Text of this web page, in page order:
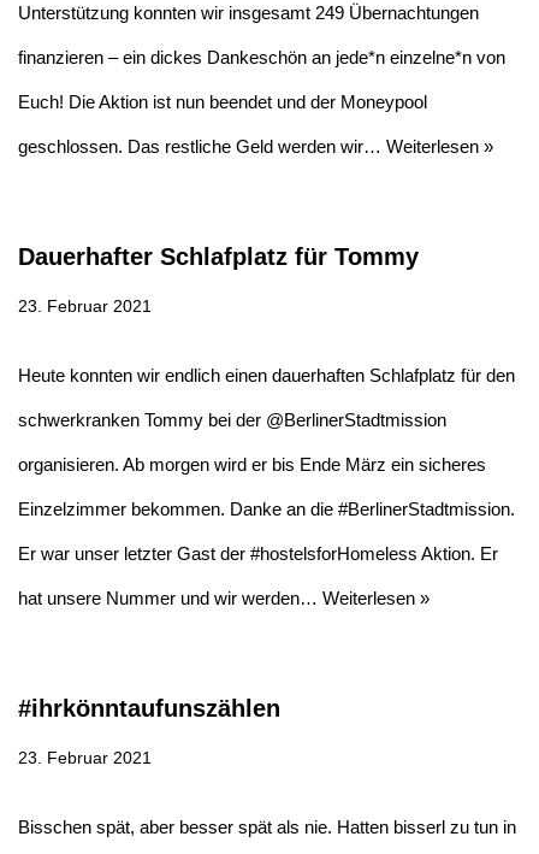
Unterstützung konnten wir insgesamt 249 Übernachtungen
finanzieren – ein dickes Dankeschön an jede*n einzelne*n von
Euch! Die Aktion ist nun beendet und der Moneypool
geschlossen. Das restliche Geld werden wir… Weiterlesen »
Dauerhafter Schlafplatz für Tommy
23. Februar 2021
Heute konnten wir endlich einen dauerhaften Schlafplatz für den
schwerkranken Tommy bei der @BerlinerStadtmission
organisieren. Ab morgen wird er bis Ende März ein sicheres
Einzelzimmer bekommen. Danke an die #BerlinerStadtmission.
Er war unser letzter Gast der #hostelsforHomeless Aktion. Er
hat unsere Nummer und wir werden… Weiterlesen »
#ihrkönntaufunszählen
23. Februar 2021
Bisschen spät, aber besser spät als nie. Hatten bisserl zu tun in